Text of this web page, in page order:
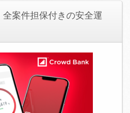
案件担保付きの安全運